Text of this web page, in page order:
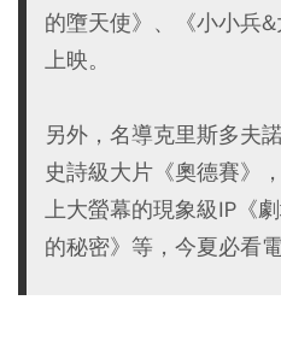
的墮天使》、《小小兵
上映。
另外，名導克里斯多夫
史詩級大片《奧德賽》
上大螢幕的現象級IP《
的秘密》等，今夏必看